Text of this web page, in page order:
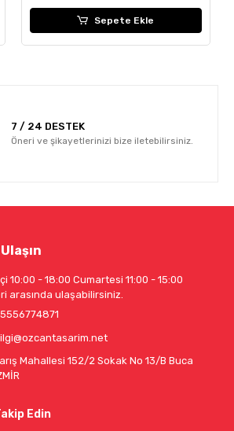
Sepete Ekle
7 / 24 DESTEK
Öneri ve şikayetlerinizi bize iletebilirsiniz.
10:00 - 18:00 Cumartesi 11:00 - 15:00
arasında ulaşabilirsiniz.
Mahallesi 152/2 Sokak No 13/B Buca
Edin